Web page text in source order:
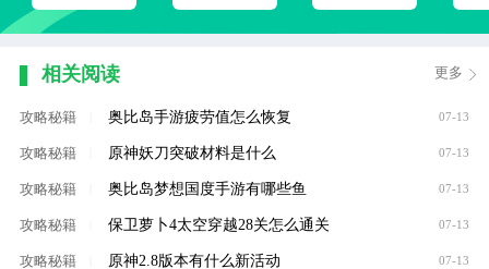
相关阅读 更多
攻略秘籍 奥比岛手游疲劳值怎么恢复 07-13
攻略秘籍 原神妖刀突破材料是什么 07-13
攻略秘籍 奥比岛梦想国度手游有哪些鱼 07-13
攻略秘籍 保卫萝卜4太空穿越28关怎么通关 07-13
攻略秘籍 原神2.8版本有什么新活动 07-13